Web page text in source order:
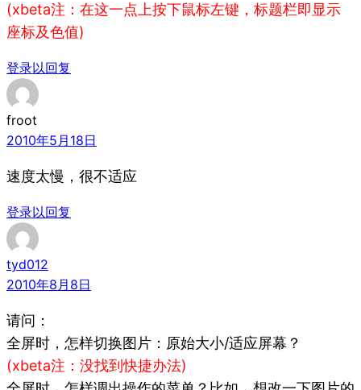
(xbeta注： 在这一点上按下鼠标左键，标题栏即显示
座标及色值)
登录以回复
froot
2010年5月18日
速度太慢，很不适应
登录以回复
tyd012
2010年8月8日
请问：
全屏时，怎样切换图片：原始大小/适应屏幕？
(xbeta注：没找到快捷办法 )